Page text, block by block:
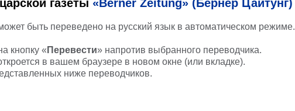
газеты «Berner Zeitung» (Бернер Цайтунг)
быть переведено на русский язык в автоматическом режиме.
кнопку « Перевести» напротив выбранного переводчика.
в вашем браузере в новом окне (или вкладке).
ниже переводчиков.